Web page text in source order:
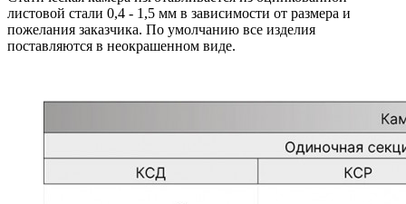
листовой стали 0,4 - 1,5 мм в зависимости от размера и
пожелания заказчика. По умолчанию все изделия
поставляются в неокрашенном виде.